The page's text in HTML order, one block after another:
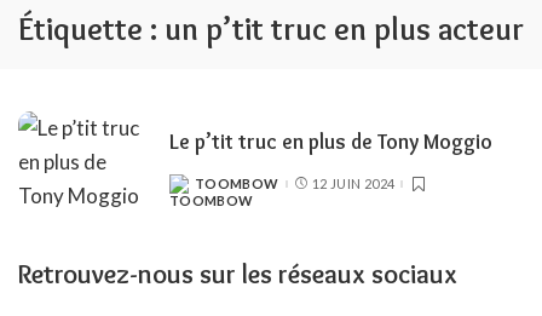
Étiquette : un p’tit truc en plus acteur
Le p’tit truc en plus de Tony Moggio
POSTED
BY
TOOMBOW 12 JUIN 2024
Retrouvez-nous sur les réseaux sociaux